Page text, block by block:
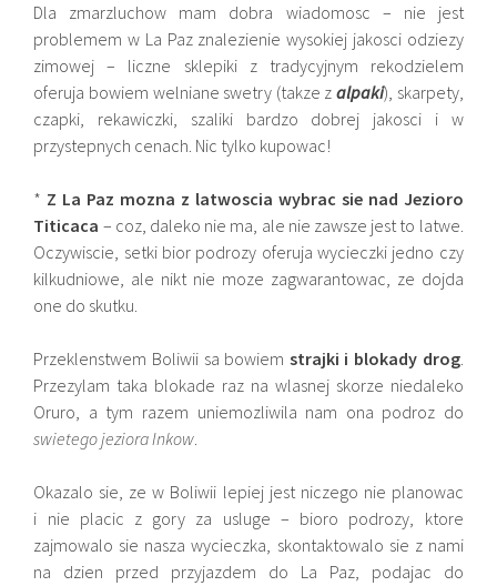
Dla zmarzluchow mam dobra wiadomosc – nie jest
problemem w La Paz znalezienie wysokiej jakosci odziezy
zimowej – liczne sklepiki z tradycyjnym rekodzielem
oferuja bowiem welniane swetry (takze zalpaki), skarpety,
czapki, rekawiczki, szaliki bardzo dobrej jakosci i w
przystepnych cenach. Nic tylko kupowac!
* Z La Paz mozna z latwoscia wybrac sie nad Jezioro
Titicaca – coz, daleko nie ma, ale nie zawsze jest to latwe.
Oczywiscie, setki bior podrozy oferuja wycieczki jedno czy
kilkudniowe, ale nikt nie moze zagwarantowac, ze dojda
one do skutku.
Przeklenstwem Boliwii sa bowiem strajki i blokady drog.
Przezylam taka blokade raz na wlasnej skorze niedaleko
Oruro, a tym razem uniemozliwila nam ona podroz do
swietego jeziora Inkow.
Okazalo sie, ze w Boliwii lepiej jest niczego nie planowac
i nie placic z gory za usluge – bioro podrozy, ktore
zajmowalo sie nasza wycieczka, skontaktowalo sie z nami
na dzien przed przyjazdem do La Paz, podajac do